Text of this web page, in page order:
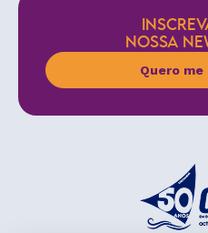
NOSSA
Quero